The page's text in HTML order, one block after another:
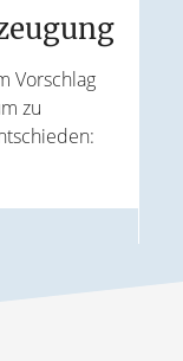
Vorschlag
zu